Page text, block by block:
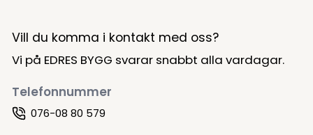
Vill du komma i kontakt med oss?
Vi på EDRES BYGG svarar snabbt alla vardagar.
Telefonnummer
076-08 80 579